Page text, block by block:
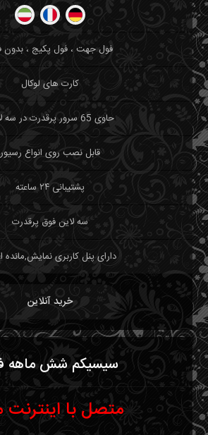
فول جهت ، فول پکیج ، بدون
کارت های لوکال
حاوی 65 سرور پرقدرت در سه لاین
قابل نصب روی انواع رسیور
پشتیبانی ۲۴ ساعته
سه لاین فوق پرقدرت
دارای پنل کاربری نمایش,مانده
خرید آنلاین
سیسیکم شش ماهه
متصل با